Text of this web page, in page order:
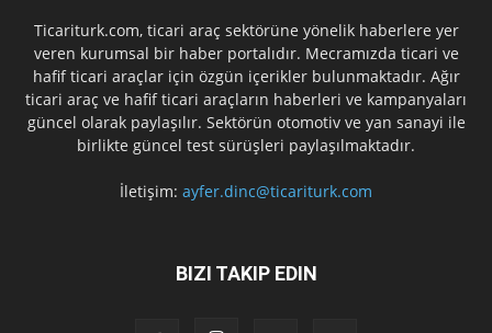
Ticariturk.com, ticari araç sektörüne yönelik haberlere yer
veren kurumsal bir haber portalıdır. Mecramızda ticari ve
hafif ticari araçlar için özgün içerikler bulunmaktadır. Ağır
ticari araç ve hafif ticari araçların haberleri ve kampanyaları
güncel olarak paylaşılır. Sektörün otomotiv ve yan sanayi ile
birlikte güncel test sürüşleri paylaşılmaktadır.
İletişim: ayfer.dinc@ticariturk.com
BIZI TAKIP EDIN